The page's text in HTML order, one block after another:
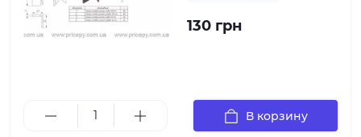
130 грн
В корзину
Ось к килевому ролику 125мм, 150мм, 210мм, 300мм